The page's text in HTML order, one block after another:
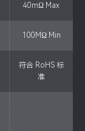
40mΩ Max
100MΩ Min
符合 RoHS 标
准